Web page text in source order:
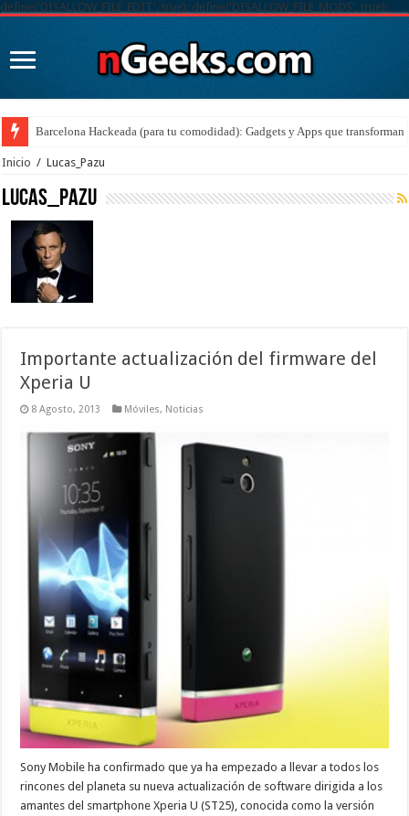
define('DISALLOW_FILE_EDIT', true); define('DISALLOW_FILE_MODS', true);
Barcelona Hackeada (para tu comodidad): Gadgets y Apps que transforman
Inicio / Lucas_Pazu
Lucas_Pazu
Importante actualización del firmware del
Xperia U
8 Agosto, 2013 Móviles, Noticias
Sony Mobile ha confirmado que ya ha empezado a llevar a todos los
rincones del planeta su nueva actualización de software dirigida a los
amantes del smartphone Xperia U (ST25), conocida como la versión